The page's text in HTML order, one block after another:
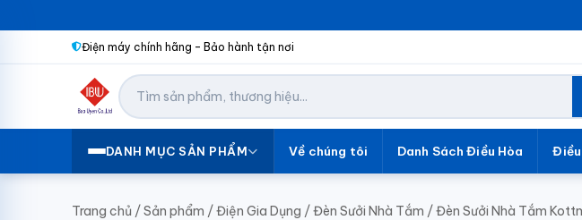
Điện máy chính hãng – Bảo hành tận nơi
DANH MỤC SẢN PHẨM Về chúng tôi Danh Sách Điều Hòa Điều
Trang chủ /Sản phẩm /Điện Gia Dụng /Đèn Sưởi Nhà Tắm /Đèn Sưởi Nhà Tắm